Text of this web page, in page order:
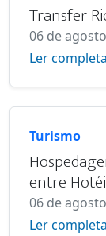
Transfer
06 de
Ler completa
Turismo
entre
06 de
Ler completa